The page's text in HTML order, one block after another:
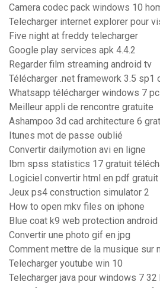
Camera codec pack windows 10
Telecharger internet explorer pour
Five night at freddy telecharger
Google play services apk 4.4.2
Regarder film streaming android tv
Télécharger .net framework 3.5 sp1
Whatsapp télécharger windows 7 pc
Meilleur appli de rencontre gratuite
Ashampoo 3d cad architecture 6
Itunes mot de passe oublié
Convertir dailymotion avi en ligne
Ibm spss statistics 17 gratuit
Logiciel convertir html en pdf gratuit
Jeux ps4 construction simulator 2
How to open mkv files on iphone
Blue coat k9 web protection android
Convertir une photo gif en jpg
Comment mettre de la musique sur
Telecharger youtube win 10
Telecharger java pour windows 7